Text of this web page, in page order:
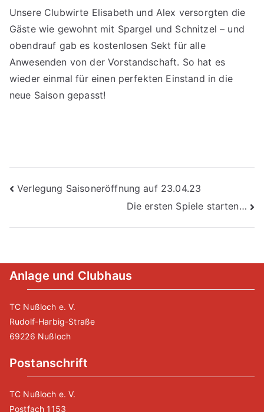
Unsere Clubwirte Elisabeth und Alex versorgten die
Gäste wie gewohnt mit Spargel und Schnitzel – und
obendrauf gab es kostenlosen Sekt für alle
Anwesenden von der Vorstandschaft. So hat es
wieder einmal für einen perfekten Einstand in die
neue Saison gepasst!
Beitragsnavigation
Verlegung Saisoneröffnung auf 23.04.23
Die ersten Spiele starten…
Anlage und Clubhaus
TC Nußloch e. V.
Rudolf-Harbig-Straße
69226 Nußloch
Postanschrift
TC Nußloch e. V.
Postfach 1153